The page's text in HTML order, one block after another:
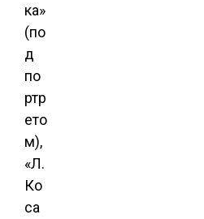
ка»
(по
д
по
ртр
ето
м),
«Л.
Ко
са